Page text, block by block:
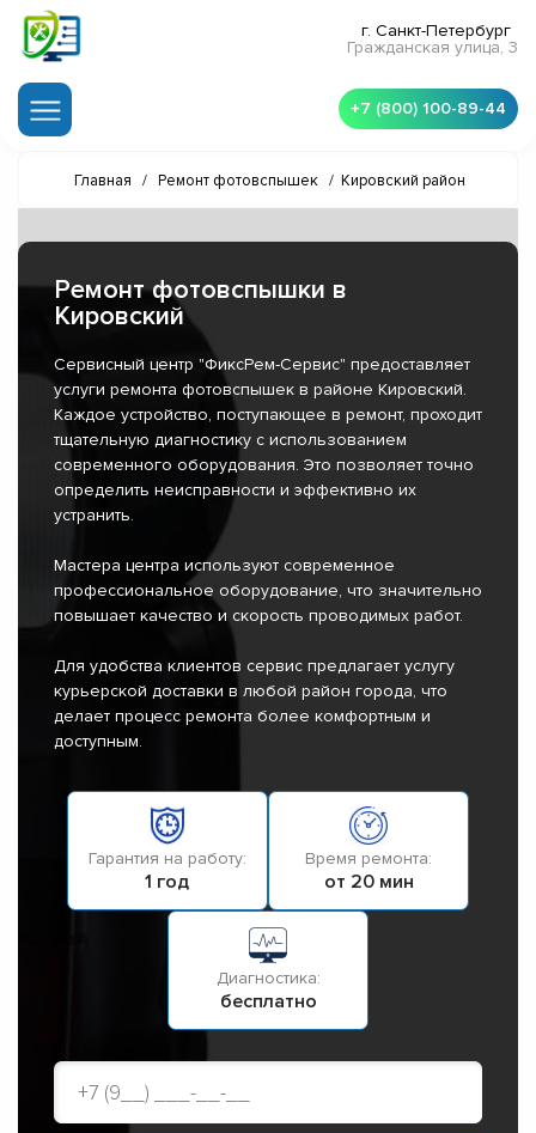
г. Санкт-Петербург
Гражданская улица, 3
+7 (800) 100-89-44
Главная / Ремонт фотовспышек / Кировский район
Ремонт фотовспышки в
Кировский
Сервисный центр "ФиксРем-Сервис" предоставляет
услуги ремонта фотовспышек в районе Кировский.
Каждое устройство, поступающее в ремонт, проходит
тщательную диагностику с использованием
современного оборудования. Это позволяет точно
определить неисправности и эффективно их
устранить.
Мастера центра используют современное
профессиональное оборудование, что значительно
повышает качество и скорость проводимых работ.
Для удобства клиентов сервис предлагает услугу
курьерской доставки в любой район города, что
делает процесс ремонта более комфортным и
доступным.
Гарантия на работу:
1 год
Время ремонта:
от 20 мин
Диагностика:
бесплатно